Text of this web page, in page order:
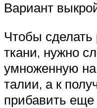
Вариант
Чтобы сделать
ткани, нужно
умноженную
талии, а к
прибавить